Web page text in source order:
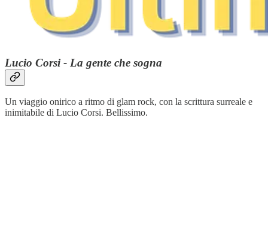
Lucio Corsi - La gente che sogna
Un viaggio onirico a ritmo di glam rock, con la scrittura surreale e
inimitabile di Lucio Corsi. Bellissimo.